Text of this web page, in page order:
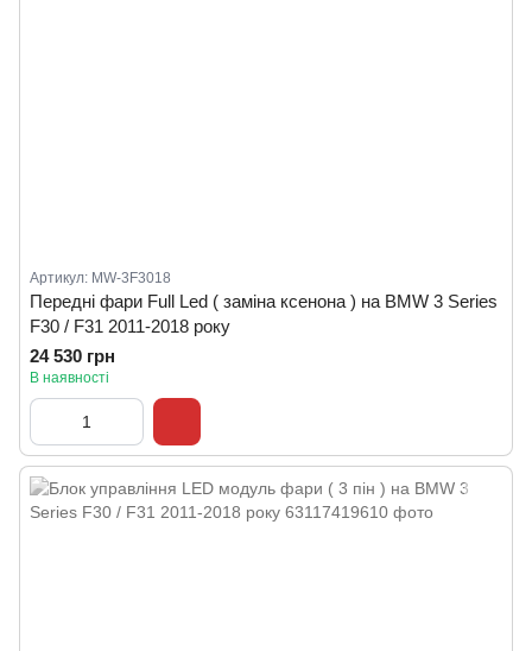
Артикул: MW-3F3018
Передні фари Full Led ( заміна ксенона ) на BMW 3 Series
F30 / F31 2011-2018 року
24 530 грн
В наявності